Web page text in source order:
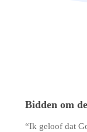
Bidden om
“Ik geloof dat